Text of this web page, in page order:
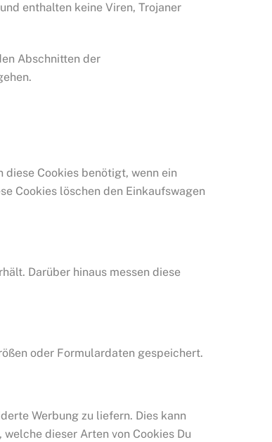
enthalten keine Viren, Trojaner
Abschnitten der
Cookies benötigt, wenn ein
Cookies löschen den Einkaufswagen
Darüber hinaus messen diese
oder Formulardaten gespeichert.
Werbung zu liefern. Dies kann
dieser Arten von Cookies Du